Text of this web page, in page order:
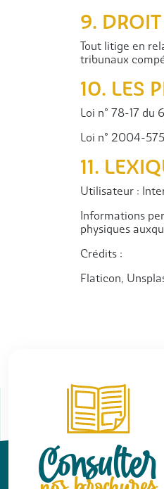
9.
Tout litige en
tribunaux
10. LES
Loi n° 78-17
Loi n° 2004-
11.
Utilisateur :
Informations
physiques
Crédits :
Flaticon,
Consulter